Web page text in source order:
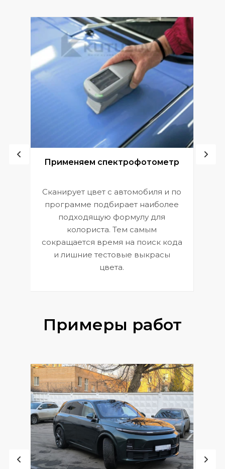
Применяем спектрофотометр
Сканирует цвет с автомобиля и по
программе подбирает наиболее
подходящую формулу для
колориста. Тем самым
сокращается время на поиск кода
и лишние тестовые выкрасы
цвета.
Примеры работ